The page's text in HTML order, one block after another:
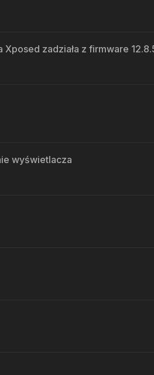
zadziała z firmware
wyświetlacza